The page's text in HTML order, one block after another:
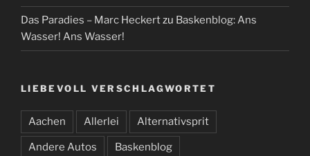
Das Paradies – Marc Heckertzu Baskenblog: Ans
Wasser! Ans Wasser!
LIEBEVOLL VERSCHLAGWORTET
Aachen Allerlei Alternativsprit
Andere Autos Baskenblog